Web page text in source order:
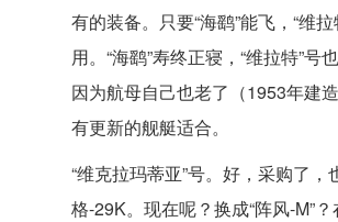
有的装备。只要“海鹞”能飞，“维
用。“海鹞”寿终正寝，“维拉特”号
因为航母自己也老了（1953年建
有更新的舰艇适合。
“维克拉玛蒂亚”号。好，采购了，
格-29K。现在呢？换成“阵风-M”？